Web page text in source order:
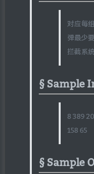
对应每
弹最少
拦截系
Sample
8 389
158 65
Sample